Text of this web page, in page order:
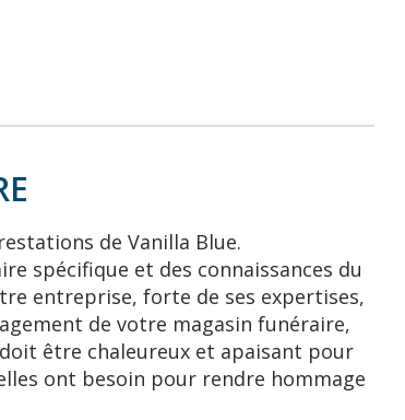
de Vanilla Blue.
spécifique et des connaissances du
entreprise, forte de ses expertises,
de votre magasin funéraire,
être chaleureux et apaisant pour
ont besoin pour rendre hommage